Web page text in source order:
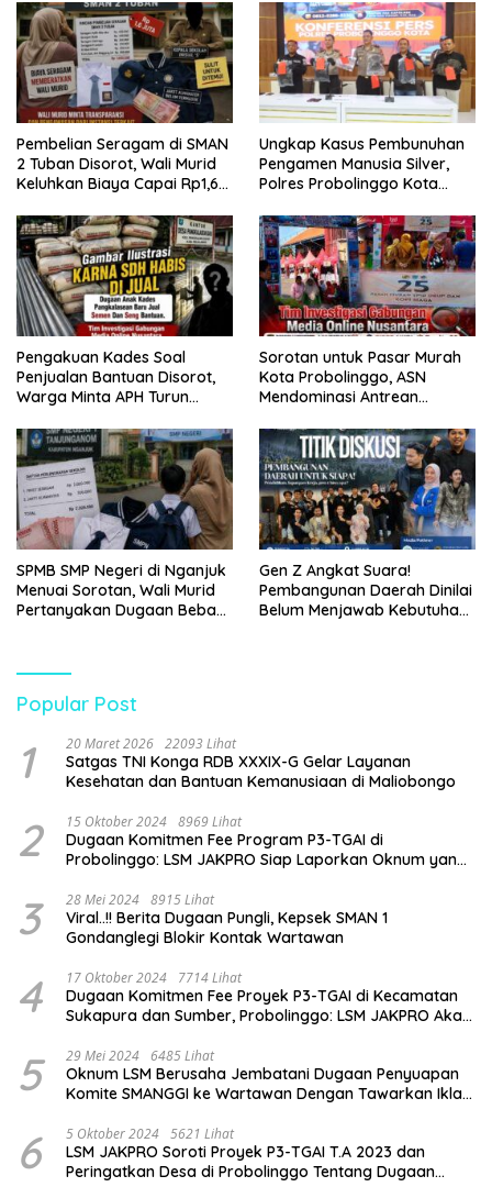
Tempuh Jalur Hukum
Pembelian Seragam di SMAN
2 Tuban Disorot, Wali Murid
Keluhkan Biaya Capai Rp1,6
Ungkap Kasus Pembunuhan
Pengamen Manusia Silver,
Polres Probolinggo Kota
Pengakuan Kades Soal
Penjualan Bantuan Disorot,
Warga Minta APH Turun
Sorotan untuk Pasar Murah
Kota Probolinggo, ASN
Mendominasi Antrean
SPMB SMP Negeri di Nganjuk
Menuai Sorotan, Wali Murid
Pertanyakan Dugaan Beban
Pendidikan
Gen Z Angkat Suara!
Pembangunan Daerah Dinilai
Belum Menjawab Kebutuhan
Popular Post
1 20 Maret 2026 22093 Lihat
Satgas TNI Konga RDB XXXIX-G Gelar Layanan
Kesehatan dan Bantuan Kemanusiaan di Maliobongo
2 15 Oktober 2024 8969 Lihat
Dugaan Komitmen Fee Program P3-TGAI di
Probolinggo: LSM JAKPRO Siap Laporkan Oknum yang
3 28 Mei 2024 8915 Lihat
Viral..!! Berita Dugaan Pungli, Kepsek SMAN 1
Gondanglegi Blokir Kontak Wartawan
4 17 Oktober 2024 7714 Lihat
Dugaan Komitmen Fee Proyek P3-TGAI di Kecamatan
Sukapura dan Sumber, Probolinggo: LSM JAKPRO Akan
5 29 Mei 2024 6485 Lihat
Oknum LSM Berusaha Jembatani Dugaan Penyuapan
Komite SMANGGI ke Wartawan Dengan Tawarkan Iklan
6 5 Oktober 2024 5621 Lihat
LSM JAKPRO Soroti Proyek P3-TGAI T.A 2023 dan
Peringatkan Desa di Probolinggo Tentang Dugaan